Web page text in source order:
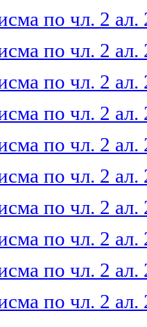
по чл. 2 ал.
по чл. 2 ал.
по чл. 2 ал.
по чл. 2 ал.
по чл. 2 ал.
по чл. 2 ал.
по чл. 2 ал.
по чл. 2 ал.
по чл. 2 ал.
по чл. 2 ал.